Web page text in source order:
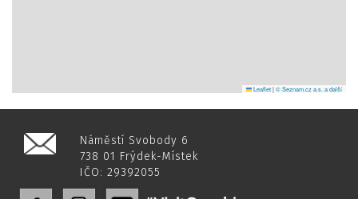
Leaflet|© Seznam.cz a.s. a další
Náměstí Svobody 6
738 01 Frýdek-Místek
IČO: 29392055